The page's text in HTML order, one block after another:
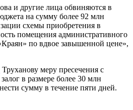
и другие лица обвиняются в
на сумму более 92 млн
схемы приобретения в
помещения административного
по вдвое завышенной цене»,
Труханову меру пресечения с
в размере более 30 млн
сумму в течение пяти дней.